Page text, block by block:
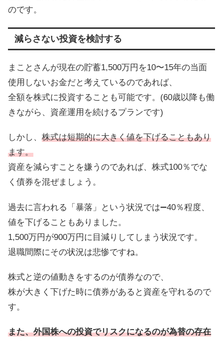
のです。
減らさない投資を検討する
まことさんが現在の貯蓄1,500万円を10〜15年の当面
使用しないお金だと考えているのであれば、
全額を株式に投資することも可能です。(60歳以降も働
きながら、資産運用を続けるプランです)
しかし、 株式は短期的に大きく値を下げることもあり
ます。
資産を減らすことを嫌うのであれば、株式100％でな
く債券を混ぜましょう。
過去に言われる「暴落」という状況では➖40％程度、
値を下げることもありました。
1,500万円が900万円に目減りしてしまう状況です。
退職間際にその状況は悲惨ですね。
株式と逆の値動きをするのが債券なので、
株が大きく下げた時に債券があると資産を守れるので
す。
また、外国株への投資でリスクになるのが為替の存在